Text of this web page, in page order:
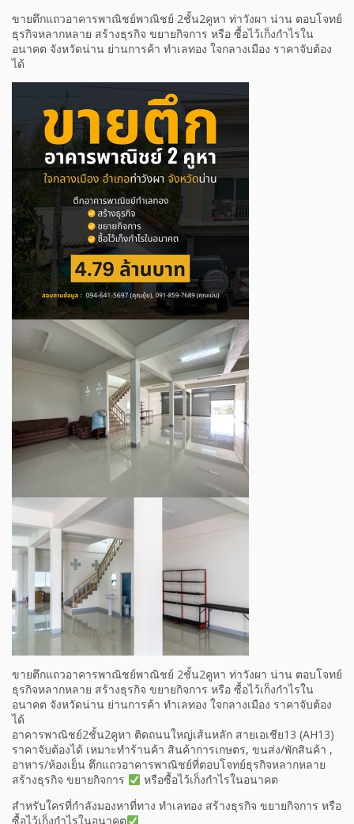
ขายตึกแถวอาคารพาณิชย์พาณิชย์ 2ชั้น2คูหา ท่าวังผา น่าน ตอบโจทย์
ธุรกิจหลากหลาย สร้างธุรกิจ ขยายกิจการ หรือ ซื้อไว้เก็งกำไรใน
อนาคต จังหวัดน่าน ย่านการค้า ทำเลทอง ใจกลางเมือง ราคาจับต้อง
ได้
ขายตึกแถวอาคารพาณิชย์พาณิชย์ 2ชั้น2คูหา ท่าวังผา น่าน ตอบโจทย์
ธุรกิจหลากหลาย สร้างธุรกิจ ขยายกิจการ หรือ ซื้อไว้เก็งกำไรใน
อนาคต จังหวัดน่าน ย่านการค้า ทำเลทอง ใจกลางเมือง ราคาจับต้อง
ได้
อาคารพาณิชย์2ชั้น2คูหา ติดถนนใหญ่เส้นหลัก สายเอเชีย13 (AH13)
ราคาจับต้องได้ เหมาะทำร้านค้า สินค้าการเกษตร, ขนส่ง/พักสินค้า ,
อาหาร/ห้องเย็น ตึกแถวอาคารพาณิชย์ที่ตอบโจทย์ธุรกิจหลากหลาย
สร้างธุรกิจ ขยายกิจการ
หรือซื้อไว้เก็งกำไรในอนาคต
สำหรับใครที่กำลังมองหาที่ทาง ทำเลทอง สร้างธุรกิจ ขยายกิจการ หรือ
ซื้อไว้เก็งกำไรในอนาคต